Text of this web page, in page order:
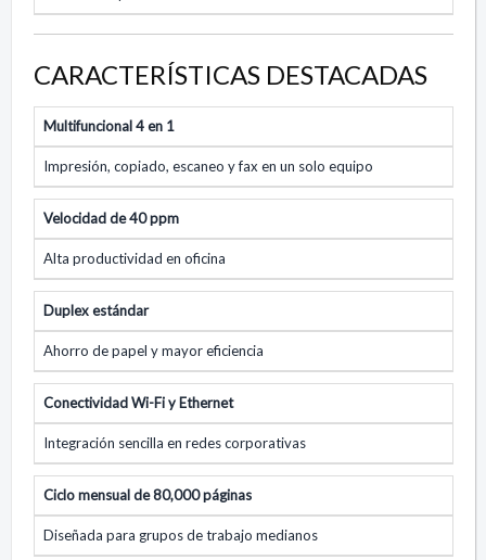
CARACTERÍSTICAS DESTACADAS
Multifuncional 4 en 1
Impresión, copiado, escaneo y fax en un solo equipo
Velocidad de 40 ppm
Alta productividad en oficina
Duplex estándar
Ahorro de papel y mayor eficiencia
Conectividad Wi-Fi y Ethernet
Integración sencilla en redes corporativas
Ciclo mensual de 80,000 páginas
Diseñada para grupos de trabajo medianos